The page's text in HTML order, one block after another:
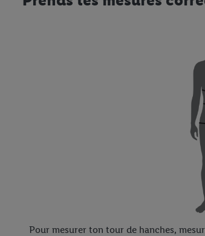
Pour mesurer ton tour de hanches,